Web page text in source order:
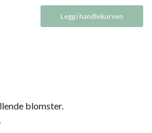
Legg i handlekurven
blomster.